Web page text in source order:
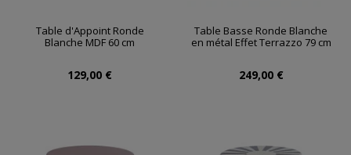
Table d'Appoint Ronde
Blanche MDF 60 cm
129,00 €
Table Basse Ronde Blanche
en métal Effet Terrazzo 79 cm
249,00 €